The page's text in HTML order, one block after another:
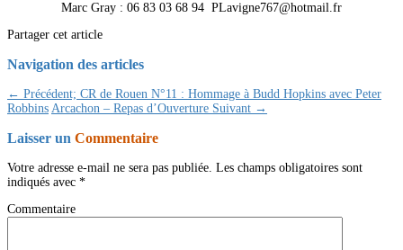
Marc Gray : 06 83 03 68 94 PLavigne767@hotmail.fr
Partager cet article
Navigation des articles
← Précédent; CR de Rouen N°11 : Hommage à Budd Hopkins avec Peter
Robbins Arcachon – Repas d’Ouverture Suivant →
Laisser un Commentaire
Votre adresse e-mail ne sera pas publiée. Les champs obligatoires sont
indiqués avec *
Commentaire